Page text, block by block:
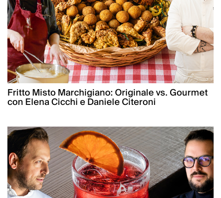
Fritto Misto Marchigiano: Originale vs. Gourmet
con Elena Cicchi e Daniele Citeroni